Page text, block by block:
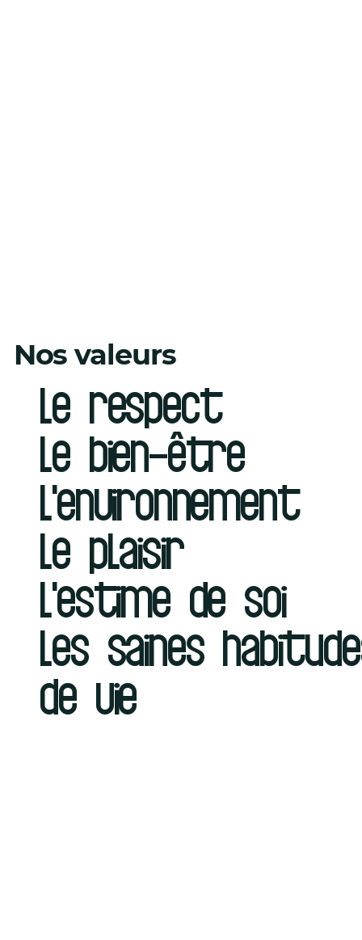
Nos valeurs
le respect
Le bien-être
L'environnement
Le plaisir
L'estime de soi
Les saines
de vie